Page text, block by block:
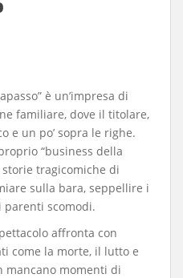
è un’impresa di
familiare, dove il titolare,
e un po’ sopra le righe.
“business della
tragicomiche di
sulla bara, seppellire i
parenti scomodi.
affronta con
come la morte, il lutto e
mancano momenti di